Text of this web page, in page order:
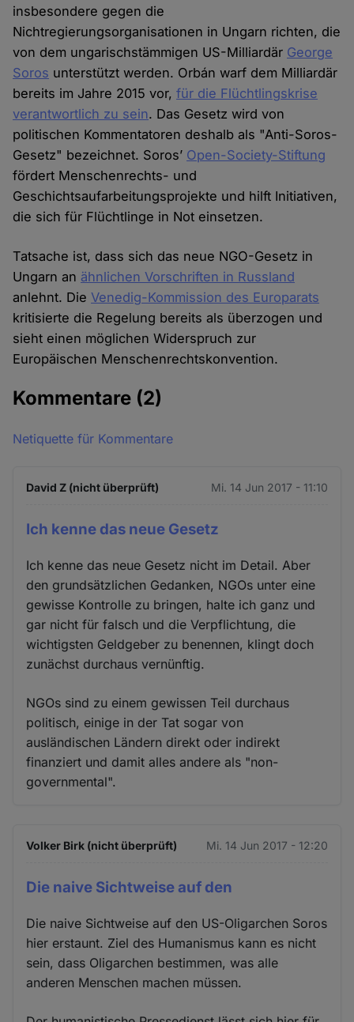
insbesondere gegen die
Nichtregierungsorganisationen in Ungarn richten, die
von dem ungarischstämmigen US-Milliardär George
Soros unterstützt werden. Orbán warf dem Milliardär
bereits im Jahre 2015 vor,für die Flüchtlingskrise
verantwortlich zu sein. Das Gesetz wird von
politischen Kommentatoren deshalb als "Anti-Soros-
Gesetz" bezeichnet. Soros’ Open-Society-Stiftung
fördert Menschenrechts- und
Geschichtsaufarbeitungsprojekte und hilft Initiativen,
die sich für Flüchtlinge in Not einsetzen.
Tatsache ist, dass sich das neue NGO-Gesetz in
Ungarn an ähnlichen Vorschriften in Russland
anlehnt. DieVenedig-Kommission des Europarats
kritisierte die Regelung bereits als überzogen und
sieht einen möglichen Widerspruch zur
Europäischen Menschenrechtskonvention.
Kommentare (2)
Netiquette für Kommentare
David Z (nicht überprüft) Mi. 14 Jun 2017 - 11:10
Ich kenne das neue Gesetz
Ich kenne das neue Gesetz nicht im Detail. Aber
den grundsätzlichen Gedanken, NGOs unter eine
gewisse Kontrolle zu bringen, halte ich ganz und
gar nicht für falsch und die Verpflichtung, die
wichtigsten Geldgeber zu benennen, klingt doch
zunächst durchaus vernünftig.
NGOs sind zu einem gewissen Teil durchaus
politisch, einige in der Tat sogar von
ausländischen Ländern direkt oder indirekt
finanziert und damit alles andere als "non-
governmental".
Volker Birk (nicht überprüft) Mi. 14 Jun 2017 - 12:20
Die naive Sichtweise auf den
Die naive Sichtweise auf den US-Oligarchen Soros
hier erstaunt. Ziel des Humanismus kann es nicht
sein, dass Oligarchen bestimmen, was alle
anderen Menschen machen müssen.